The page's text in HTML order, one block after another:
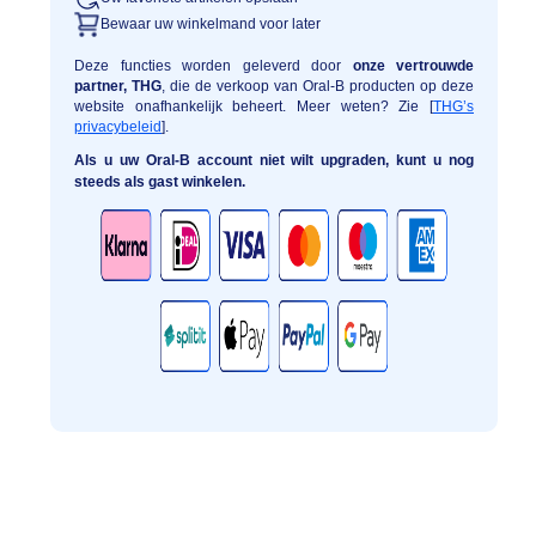
Bewaar uw winkelmand voor later
Deze functies worden geleverd door onze vertrouwde
partner, THG, die de verkoop van Oral-B producten op deze
website onafhankelijk beheert. Meer weten? Zie [THG’s
privacybeleid].
Als u uw Oral-B account niet wilt upgraden, kunt u nog
steeds als gast winkelen.